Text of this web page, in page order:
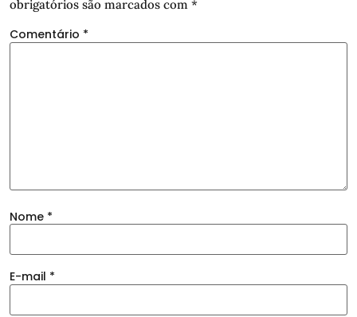
obrigatórios são marcados com *
Comentário *
Nome *
E-mail *